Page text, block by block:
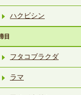
ハクビシン
目
フタコブラクダ
ラマ